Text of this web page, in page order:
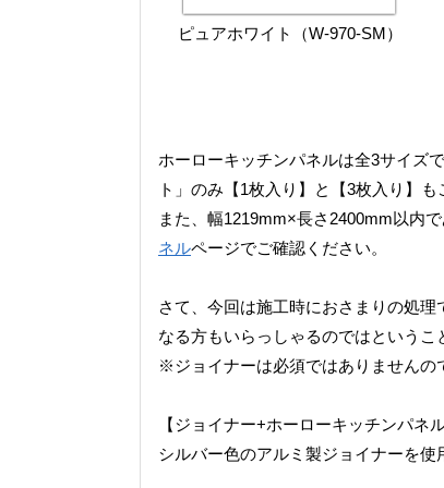
ピュアホワイト（W-970-SM）
ホーローキッチンパネルは全3サイズ
ト」のみ【1枚入り】と【3枚入り】も
また、幅1219mm×長さ2400mm以内
ネルページでご確認ください。
さて、今回は施工時におさまりの処
なる方もいらっしゃるのではというこ
※ジョイナーは必須ではありませんの
【ジョイナー+ホーローキッチンパネル
シルバー色のアルミ製ジョイナーを使